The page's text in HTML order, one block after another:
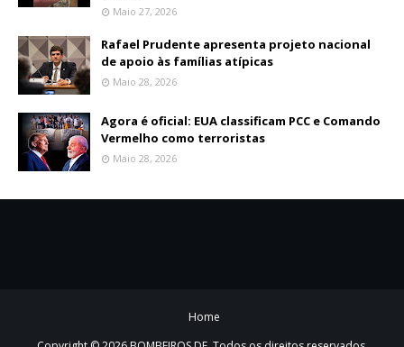
Maio 27, 2026
Rafael Prudente apresenta projeto nacional
de apoio às famílias atípicas
Maio 28, 2026
Agora é oficial: EUA classificam PCC e Comando
Vermelho como terroristas
Maio 28, 2026
Home